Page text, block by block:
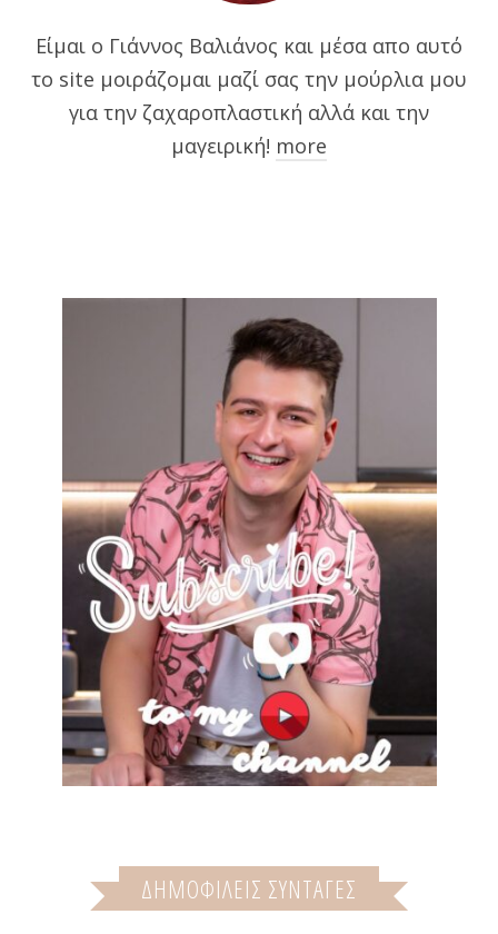
Είμαι ο Γιάννος Βαλιάνος και μέσα απο αυτό
το site μοιράζομαι μαζί σας την μούρλια μου
για την ζαχαροπλαστική αλλά και την
μαγειρική! more
ΔΗΜΟΦΙΛΕΙΣ ΣΥΝΤΑΓΕΣ